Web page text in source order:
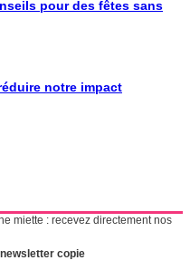
pour des fêtes sans
notre impact
miette : recevez directement nos